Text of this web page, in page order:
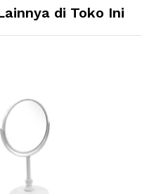
di Toko Ini